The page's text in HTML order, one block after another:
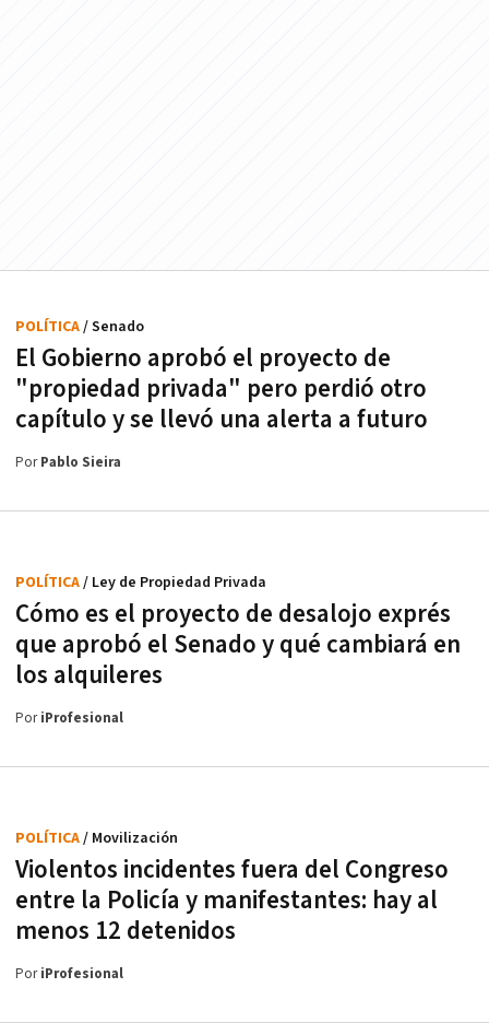
El Gobierno aprobó el proyecto de
"propiedad privada" pero perdió otro
capítulo y se llevó una alerta a futuro
POLÍTICA/ Senado
PorPablo Sieira
Cómo es el proyecto de desalojo exprés
que aprobó el Senado y qué cambiará en
los alquileres
POLÍTICA/ Ley de Propiedad Privada
PoriProfesional
Violentos incidentes fuera del Congreso
entre la Policía y manifestantes: hay al
menos 12 detenidos
POLÍTICA/ Movilización
PoriProfesional